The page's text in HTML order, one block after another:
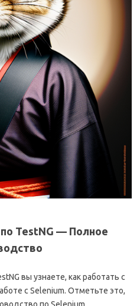
TestNG — Полное
вы узнаете, как работать с
с Selenium. Отметьте это,
по Selenium